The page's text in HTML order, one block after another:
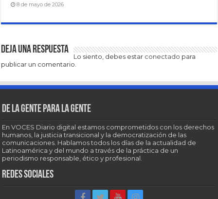
8 de mayo de 2026
Deja una respuesta
Lo siento, debes estar conectado para
publicar un comentario.
De la gente para la gente
En VOCES Diario digital estamos comprometidos con los derechos
humanos, la justicia transicional y la democratización de las
comunicaciones. Hablamos todos los días de la actualidad de
Latinoamérica y del mundo a través de la práctica de un
periodismo responsable, ético y profesional.
Redes sociales